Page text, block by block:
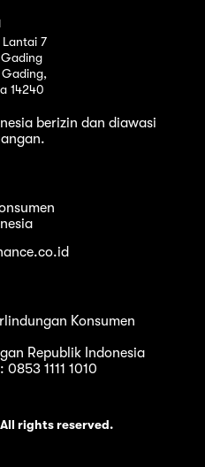
Lantai 7
14240
berizin dan diawasi
Konsumen
Republik Indonesia
1111 1010
rights reserved.